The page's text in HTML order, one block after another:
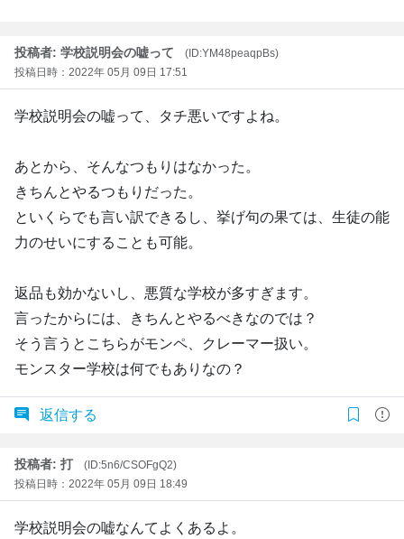
投稿者: 学校説明会の嘘って
(ID:YM48peaqpBs)
投稿日時：2022年 05月 09日 17:51
学校説明会の嘘って、タチ悪いですよね。
あとから、そんなつもりはなかった。
きちんとやるつもりだった。
といくらでも言い訳できるし、挙げ句の果ては、生徒の能
力のせいにすることも可能。
返品も効かないし、悪質な学校が多すぎます。
言ったからには、きちんとやるべきなのでは？
そう言うとこちらがモンペ、クレーマー扱い。
モンスター学校は何でもありなの？
返信する
投稿者: 打
(ID:5n6/CSOFgQ2)
投稿日時：2022年 05月 09日 18:49
学校説明会の嘘なんてよくあるよ。